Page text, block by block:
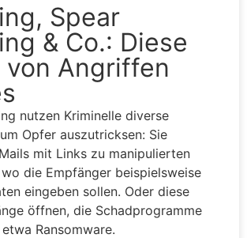
Spear
& Co.: Diese
Angriffen
nutzen Kriminelle diverse
Opfer auszutricksen: Sie
mit Links zu manipulierten
die Empfänger beispielsweise
eingeben sollen. Oder diese
öffnen, die Schadprogramme
Ransomware.